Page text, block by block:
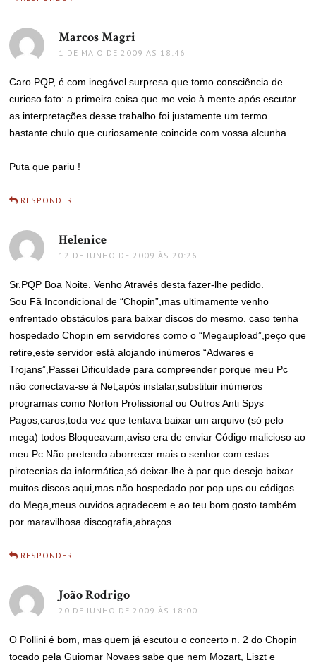
Marcos Magri
1 DE MAIO DE 2009 ÀS 18:46
Caro PQP, é com inegável surpresa que tomo consciência de
curioso fato: a primeira coisa que me veio à mente após escutar
as interpretações desse trabalho foi justamente um termo
bastante chulo que curiosamente coincide com vossa alcunha.
Puta que pariu !
RESPONDER
Helenice
12 DE JUNHO DE 2009 ÀS 20:26
Sr.PQP Boa Noite. Venho Através desta fazer-lhe pedido.
Sou Fã Incondicional de “Chopin”,mas ultimamente venho
enfrentado obstáculos para baixar discos do mesmo. caso tenha
hospedado Chopin em servidores como o “Megaupload”,peço que
retire,este servidor está alojando inúmeros “Adwares e
Trojans”,Passei Dificuldade para compreender porque meu Pc
não conectava-se à Net,após instalar,substituir inúmeros
programas como Norton Profissional ou Outros Anti Spys
Pagos,caros,toda vez que tentava baixar um arquivo (só pelo
mega) todos Bloqueavam,aviso era de enviar Código malicioso ao
meu Pc.Não pretendo aborrecer mais o senhor com estas
pirotecnias da informática,só deixar-lhe à par que desejo baixar
muitos discos aqui,mas não hospedado por pop ups ou códigos
do Mega,meus ouvidos agradecem e ao teu bom gosto também
por maravilhosa discografia,abraços.
RESPONDER
João Rodrigo
20 DE JUNHO DE 2009 ÀS 18:00
O Pollini é bom, mas quem já escutou o concerto n. 2 do Chopin
tocado pela Guiomar Novaes sabe que nem Mozart, Liszt e